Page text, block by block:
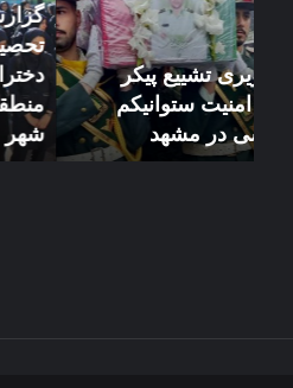
تحصیلی
دبیرستان
نمونه
دولتی
دخترانه
کوثر
با
گزارش تصویری آغاز سال
تحصیلی دبیرستان نمونه
دخترانه کوثر با
منطقه یک و نایب رئیس
شهر مشهد